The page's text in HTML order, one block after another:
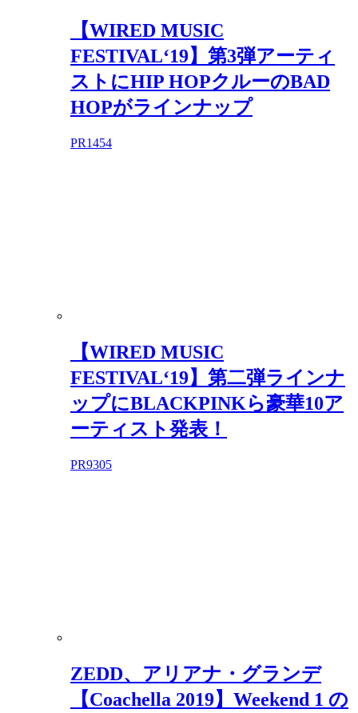
【WIRED MUSIC
FESTIVAL‘19】第3弾アーティ
ストにHIP HOPクルーのBAD
HOPがラインナップ
PR1454
【WIRED MUSIC
FESTIVAL‘19】第二弾ラインナ
ップにBLACKPINKら豪華10ア
ーティスト発表！
PR9305
ZEDD、アリアナ・グランデ
【Coachella 2019】Weekend 1 の